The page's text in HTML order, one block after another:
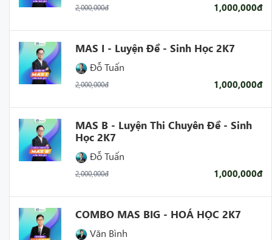
2,000,000đ 1,000,000đ
MAS I - Luyện Đề - Sinh Học 2K7
Đỗ Tuấn
2,000,000đ 1,000,000đ
MAS B - Luyện Thi Chuyên Đề - Sinh
Học 2K7
Đỗ Tuấn
2,000,000đ 1,000,000đ
COMBO MAS BIG - HOÁ HỌC 2K7
Văn Bình